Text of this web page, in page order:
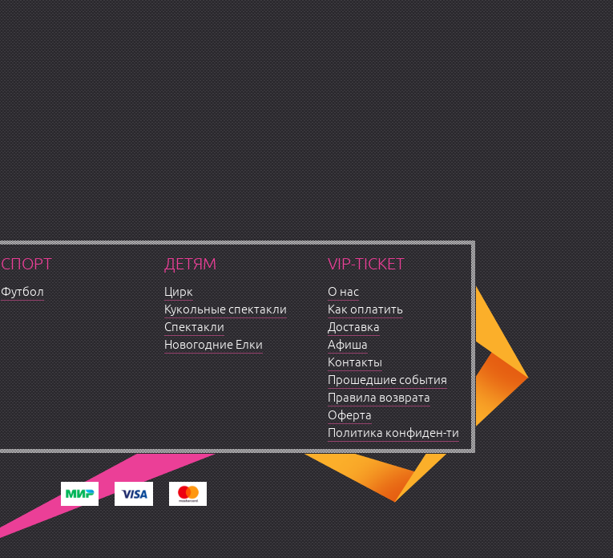
СПОРТ
Футбол
ДЕТЯМ
Цирк
Кукольные спектакли
Спектакли
Новогодние Елки
VIP-TICKET
О нас
Как оплатить
Доставка
Афиша
Контакты
Прошедшие события
Правила возврата
Оферта
Политика конфиден-ти